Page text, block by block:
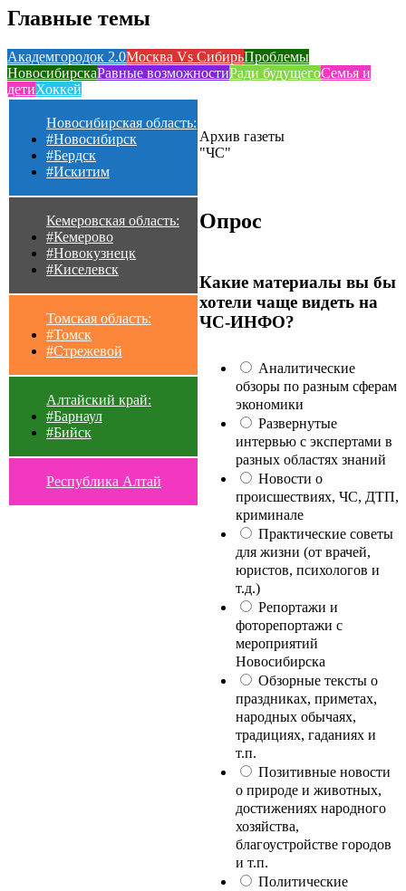
Главные темы
Академгородок 2.0Москва Vs СибирьПроблемы
НовосибирскаРавные возможностиРади будущегоСемья и
детиХоккей
Новосибирская область:
#Новосибирск
#Бердск
#Искитим
Кемеровская область:
#Кемерово
#Новокузнецк
#Киселевск
Томская область:
#Томск
#Стрежевой
Алтайский край:
#Барнаул
#Бийск
Республика Алтай
Архив газеты
"ЧС"
Опрос
Какие материалы вы бы
хотели чаще видеть на
ЧС-ИНФО?
Аналитические
обзоры по разным сферам
экономики
Развернутые
интервью с экспертами в
разных областях знаний
Новости о
происшествиях, ЧС, ДТП,
криминале
Практические советы
для жизни (от врачей,
юристов, психологов и
т.д.)
Репортажи и
фоторепортажи с
мероприятий
Новосибирска
Обзорные тексты о
праздниках, приметах,
народных обычаях,
традициях, гаданиях и
т.п.
Позитивные новости
о природе и животных,
достижениях народного
хозяйства,
благоустройстве городов
и т.п.
Политические